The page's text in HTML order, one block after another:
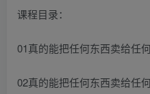
课程目录：
01真的能把任何东西卖给任
02真的能把任何东西卖给任何